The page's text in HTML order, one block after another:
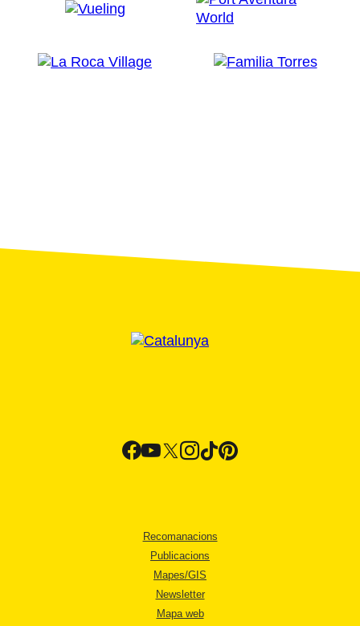
Recomanacions
Publicacions
Mapes/GIS
Newsletter
Mapa web